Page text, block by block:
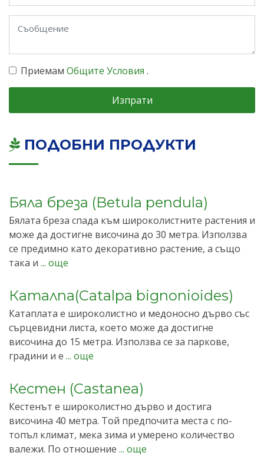
Приемам Общите Условия .
Изпрати
ПОДОБНИ ПРОДУКТИ
Бяла бреза (Betula pendula)
Бялата бреза спада към широколистните растения и
може да достигне височина до 30 метра. Използва
се предимно като декоративно растение, а също
така и ... още
Каталпа(Catalpa bignonioides)
Катаплата е широколистно и медоносно дърво със
сърцевидни листа, което може да достигне
височина до 15 метра. Използва се за паркове,
градини и е ... още
Кестен (Castanea)
Кестенът е широколистно дърво и достига
височина 40 метра. Той предпочита места с по-
топъл климат, мека зима и умерено количество
валежи. По отношение ... още